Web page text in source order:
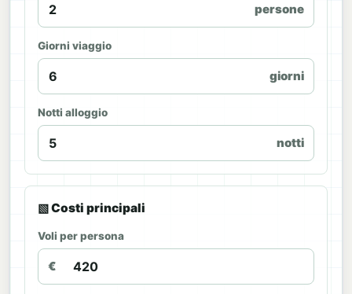
persone
Giorni viaggio
giorni
Notti alloggio
notti
▧ Costi principali
Voli per persona
€